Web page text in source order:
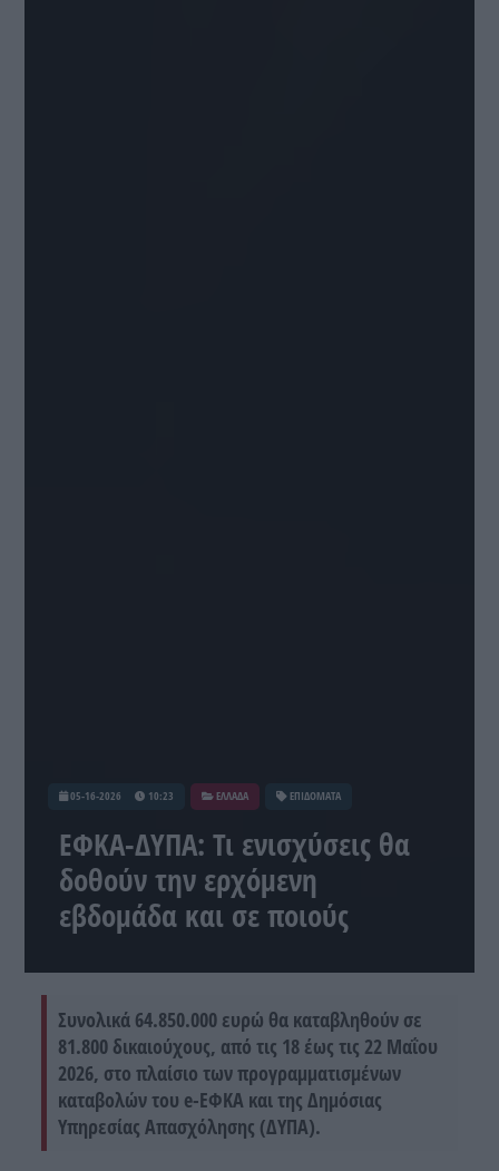
05-16-2026 10:23 ΕΛΛΑΔΑ ΕΠΙΔΟΜΑΤΑ
ΕΦΚΑ-ΔΥΠΑ: Τι ενισχύσεις θα
δοθούν την ερχόμενη
εβδομάδα και σε ποιούς
Συνολικά 64.850.000 ευρώ θα καταβληθούν σε
81.800 δικαιούχους, από τις 18 έως τις 22 Μαΐου
2026, στο πλαίσιο των προγραμματισμένων
καταβολών του e-ΕΦΚΑ και της Δημόσιας
Υπηρεσίας Απασχόλησης (ΔΥΠΑ).